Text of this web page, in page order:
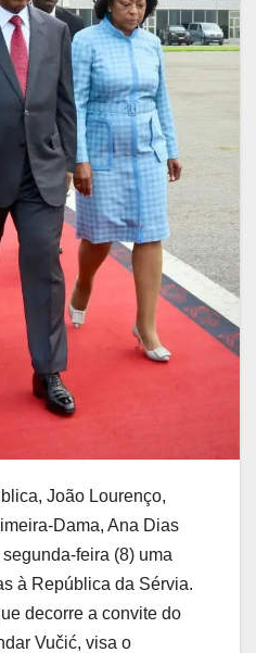
João Lourenço,
Dama, Ana Dias
feira (8) uma
à República da Sérvia.
decorre a convite do
Vučić, visa o